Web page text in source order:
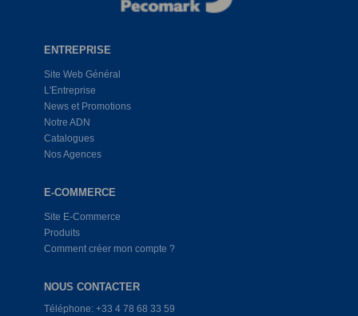
ENTREPRISE
Site Web Général
L'Entreprise
News et Promotions
Notre ADN
Catalogues
Nos Agences
E-COMMERCE
Site E-Commerce
Produits
Comment créer mon compte ?
NOUS CONTACTER
Téléphone: +33 4 78 68 33 59